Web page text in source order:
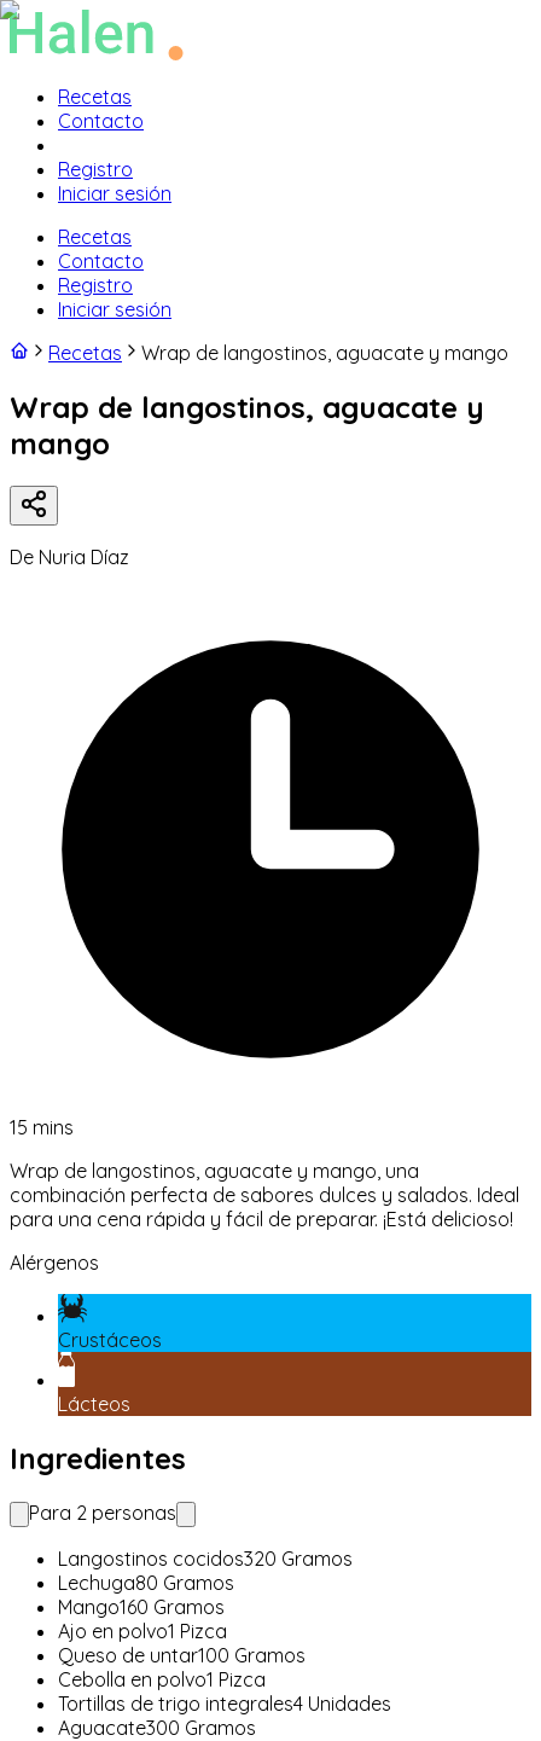
Recetas
Contacto
Registro
Iniciar sesión
Recetas
Contacto
Registro
Iniciar sesión
Recetas
Wrap de langostinos, aguacate y mango
Wrap de langostinos, aguacate y
mango
De Nuria Díaz
15 mins
Wrap de langostinos, aguacate y mango, una
combinación perfecta de sabores dulces y salados. Ideal
para una cena rápida y fácil de preparar. ¡Está delicioso!
Alérgenos
Crustáceos
Lácteos
Ingredientes
Para 2 personas
Langostinos cocidos320 Gramos
Lechuga80 Gramos
Mango160 Gramos
Ajo en polvo1 Pizca
Queso de untar100 Gramos
Cebolla en polvo1 Pizca
Tortillas de trigo integrales4 Unidades
Aguacate300 Gramos